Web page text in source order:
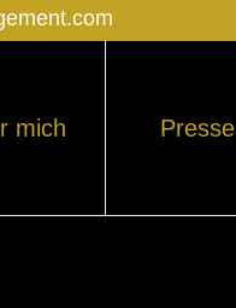
mich Presse